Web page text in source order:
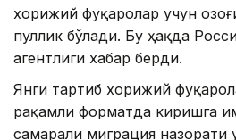
хорижий фуқаролар учун
пуллик бўлади. Бу ҳақда
агентлиги хабар берди.
Янги тартиб хорижий
рақамли форматда киришга
самарали миграция назорати